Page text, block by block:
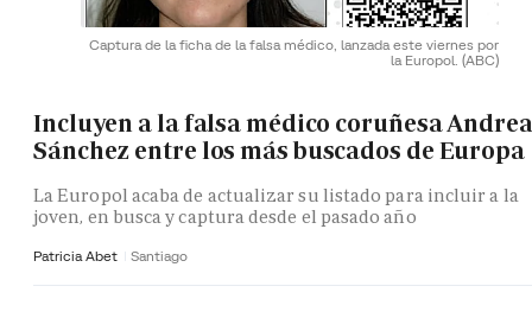
Captura de la ficha de la falsa médico, lanzada este viernes por
la Europol. (ABC)
Incluyen a la falsa médico coruñesa Andrea
Sánchez entre los más buscados de Europa
La Europol acaba de actualizar su listado para incluir a la
joven, en busca y captura desde el pasado año
Patricia Abet Santiago